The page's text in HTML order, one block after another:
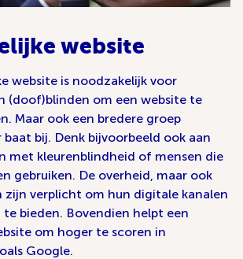
website
website is noodzakelijk voor
(doof)blinden om een website te
Maar ook een bredere groep
bij. Denk bijvoorbeeld ook aan
met kleurenblindheid of mensen die
gebruiken. De overheid, maar ook
zijn verplicht om hun digitale kanalen
bieden. Bovendien helpt een
om hoger te scoren in
Google.